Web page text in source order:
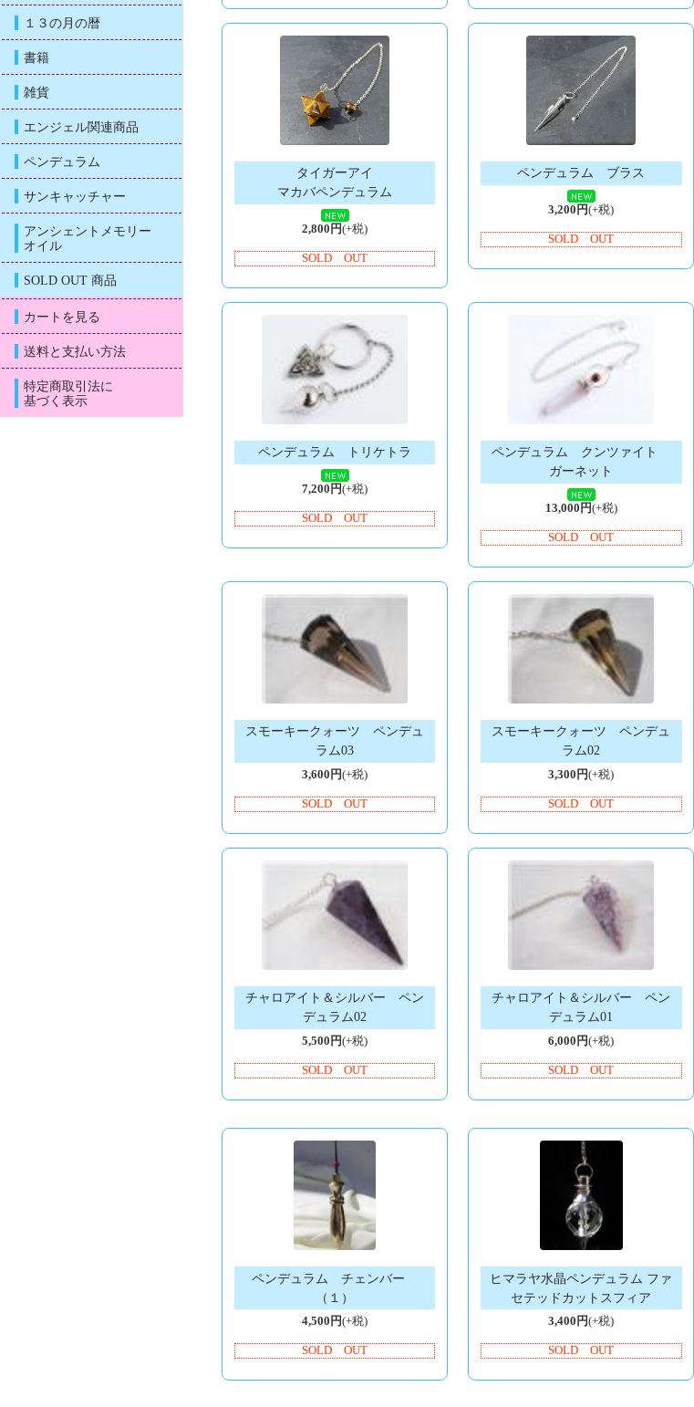
１３の月の暦
書籍
雑貨
エンジェル関連商品
ペンデュラム
サンキャッチャー
アンシェントメモリー
オイル
SOLD OUT 商品
カートを見る
送料と支払い方法
特定商取引法に
基づく表示
タイガーアイ
マカバペンデュラム
2,800円(+税)
SOLD OUT
ペンデュラム ブラス
3,200円(+税)
SOLD OUT
ペンデュラム トリケトラ
7,200円(+税)
SOLD OUT
ペンデュラム クンツァイト
ガーネット
13,000円(+税)
SOLD OUT
スモーキークォーツ ペンデュ
ラム03
3,600円(+税)
SOLD OUT
スモーキークォーツ ペンデュ
ラム02
3,300円(+税)
SOLD OUT
チャロアイト＆シルバー ペン
デュラム02
5,500円(+税)
SOLD OUT
チャロアイト＆シルバー ペン
デュラム01
6,000円(+税)
SOLD OUT
ペンデュラム チェンバー
（１）
4,500円(+税)
SOLD OUT
ヒマラヤ水晶ペンデュラム ファ
セテッドカットスフィア
3,400円(+税)
SOLD OUT